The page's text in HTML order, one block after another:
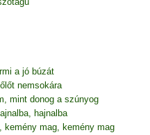
a jó búzát
nemsokára
mint donog a szúnyog
hajnalba
kemény mag, kemény mag